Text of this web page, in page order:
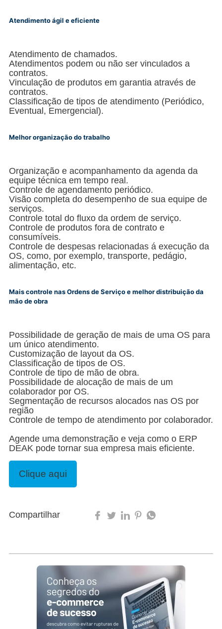
Atendimento ágil e eficiente
Atendimento de chamados.
Atendimentos podem ou não ser vinculados a
contratos.
Vinculação de produtos em garantia através de
contratos.
Classificação de tipos de atendimento (Periódico,
Eventual, Emergencial).
Melhor organização do trabalho
Organização e acompanhamento da agenda da
equipe técnica em tempo real.
Controle de agendamento periódico.
Visão completa do desempenho de sua equipe de
serviços.
Controle total do fluxo da ordem de serviço.
Controle de produtos fora de contrato e
consumíveis.
Controle de despesas relacionadas á execução da
OS, como, por exemplo, transporte, pedágio,
alimentação, etc.
Mais controle nas Ordens de Serviço e melhor distribuição da
mão de obra
Possibilidade de geração de mais de uma OS para
um único atendimento.
Customização de layout da OS.
Classificação de tipos de OS.
Controle de tipo de mão de obra.
Possibilidade de alocação de mais de um
colaborador por OS.
Segmentação de recursos alocados nas OS por
região
Controle de tempo de atendimento por colaborador.
Agende uma demonstração e veja como o ERP
DEAK pode tornar sua empresa mais eficiente.
Clique aqui
Compartilhar